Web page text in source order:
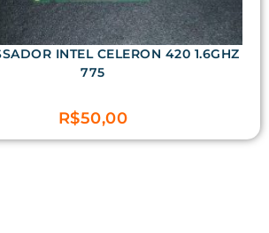
INTEL CELERON 420 1.6GHZ
775
R$50,00